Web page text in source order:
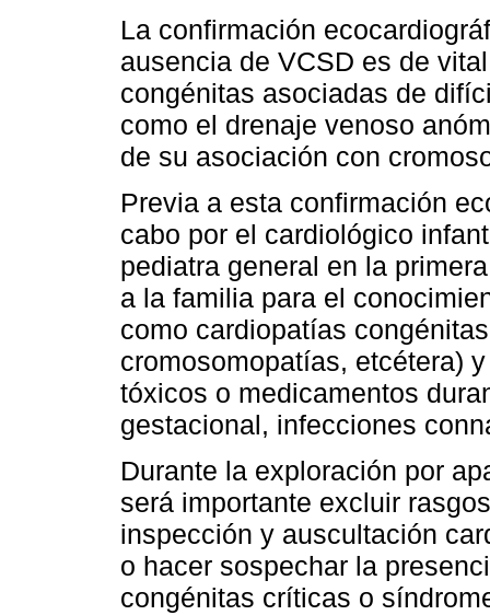
La confirmación
ausencia de VCSD es de
congénitas asociadas de
como el drenaje venoso
de su asociación con
Previa a esta confirmación
cabo por el cardiológico
pediatra general en la
a la familia para el
como cardiopatías
cromosomopatías, etcétera)
tóxicos o medicamentos
gestacional, infecciones
Durante la exploración por
será importante excluir
inspección y auscultación
o hacer sospechar la
congénitas críticas o